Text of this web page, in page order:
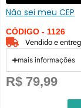
Não sei meu CEP
CÓDIGO - 1126
Vendido e
mais informações
R$ 79,99